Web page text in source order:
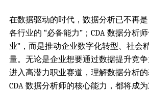
在数据驱动的时代，数据分析已不再是
各行业的 “必备能力”；CDA 数据分析
业”，而是推动企业数字化转型、社会
量。无论是企业想要通过数据提升竞
进入高潜力职业赛道，理解数据分析
CDA 数据分析师的核心能力，都将成为